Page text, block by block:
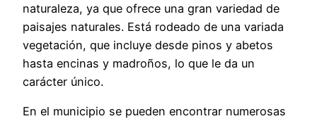
naturaleza, ya que ofrece una gran variedad de
paisajes naturales. Está rodeado de una variada
vegetación, que incluye desde pinos y abetos
hasta encinas y madroños, lo que le da un
carácter único.
En el municipio se pueden encontrar numerosas